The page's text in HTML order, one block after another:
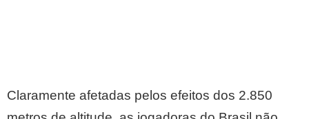
Claramente afetadas pelos efeitos dos 2.850